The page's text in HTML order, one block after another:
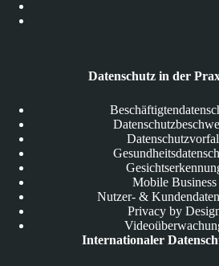
Datenschutz in der
Mobile Business
Nutzer- &
Privacy by
Internationaler